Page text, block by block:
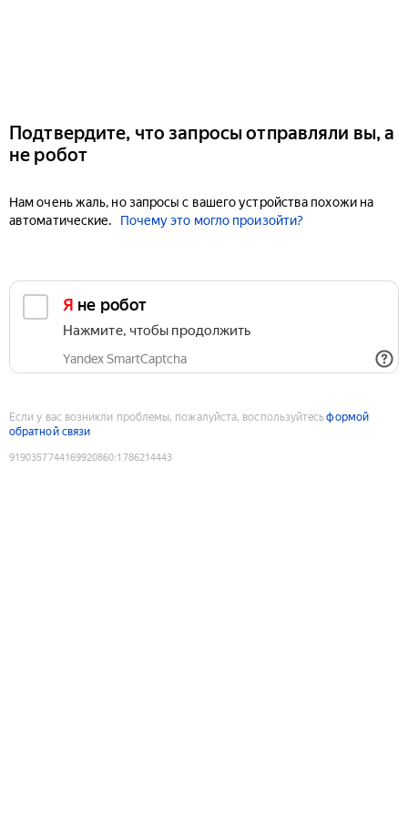
Подтвердите, что запросы отправляли вы, а
не робот
Нам очень жаль, но запросы с вашего устройства похожи на
автоматические.
Почему это могло произойти?
Я не робот
Нажмите, чтобы продолжить
Yandex SmartCaptcha
Если у вас возникли проблемы, пожалуйста, воспользуйтесьформой
обратной связи
9190357744169920860:1786214443